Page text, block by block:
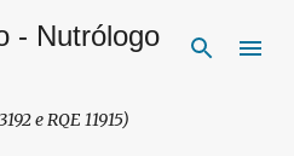
conteúdo principal
- Nutrólogo
e RQE 11915)